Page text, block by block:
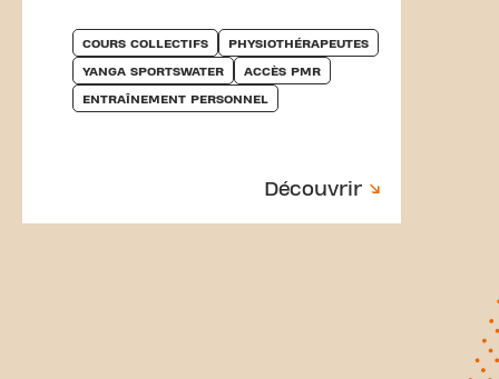
COURS COLLECTIFS PHYSIOTHÉRAPEUTES
YANGA SPORTSWATER ACCÈS PMR
ENTRAÎNEMENT PERSONNEL
Découvrir